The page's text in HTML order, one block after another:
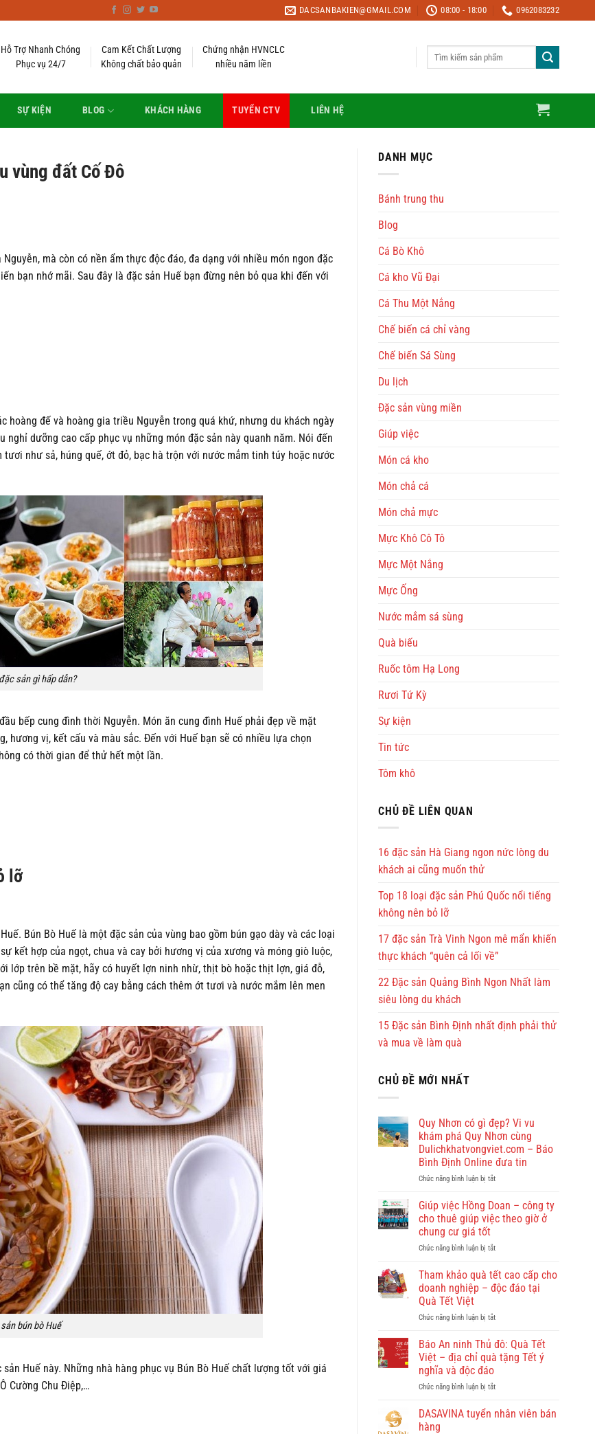
DACSANBAKIEN@GMAIL.COM 08:00 - 18:00 0962083232
Hỗ Trợ Nhanh Chóng
Phục vụ 24/7
Cam Kết Chất Lượng
Không chất bảo quản
Chứng nhận HVNCLC
nhiều năm liền
SỰ KIỆN BLOG KHÁCH HÀNG TUYỂN CTV LIÊN HỆ
vùng đất Cố Đô
mà còn có nền ẩm thực độc đáo, đa dạng với nhiều món ngon đặc
bạn nhớ mãi. Sau đây là đặc sản Huế bạn đừng nên bỏ qua khi đến với
hoàng đế và hoàng gia triều Nguyễn trong quá khứ, nhưng du khách ngày
dưỡng cao cấp phục vụ những món đặc sản này quanh năm. Nói đến
như sả, húng quế, ớt đỏ, bạc hà trộn với nước mắm tinh túy hoặc nước
sản gì hấp dẫn?
bếp cung đình thời Nguyễn. Món ăn cung đình Huế phải đẹp về mặt
vị, kết cấu và màu sắc. Đến với Huế bạn sẽ có nhiều lựa chọn
có thời gian để thử hết một lần.
lỡ
Bún Bò Huế là một đặc sản của vùng bao gồm bún gạo dày và các loại
kết hợp của ngọt, chua và cay bởi hương vị của xương và móng giò luộc,
lớp trên bề mặt, hãy có huyết lợn ninh nhừ, thịt bò hoặc thịt lợn, giá đỗ,
cũng có thể tăng độ cay bằng cách thêm ớt tươi và nước mắm lên men
bún bò Huế
Huế này. Những nhà hàng phục vụ Bún Bò Huế chất lượng tốt với giá
Cường Chu Điệp,…
DANH MỤC
Bánh trung thu
Blog
Cá Bò Khô
Cá kho Vũ Đại
Cá Thu Một Nắng
Chế biến cá chỉ vàng
Chế biến Sá Sùng
Du lịch
Đặc sản vùng miền
Giúp việc
Món cá kho
Món chả cá
Món chả mực
Mực Khô Cô Tô
Mực Một Nắng
Mực Ống
Nước mắm sá sùng
Quà biếu
Ruốc tôm Hạ Long
Rươi Tứ Kỳ
Sự kiện
Tin tức
Tôm khô
CHỦ ĐỀ LIÊN QUAN
16 đặc sản Hà Giang ngon nức lòng du
khách ai cũng muốn thử
Top 18 loại đặc sản Phú Quốc nổi tiếng
không nên bỏ lỡ
17 đặc sản Trà Vinh Ngon mê mẩn khiến
thực khách “quên cả lối về”
22 Đặc sản Quảng Bình Ngon Nhất làm
siêu lòng du khách
15 Đặc sản Bình Định nhất định phải thử
và mua về làm quà
CHỦ ĐỀ MỚI NHẤT
Quy Nhơn có gì đẹp? Vi vu
khám phá Quy Nhơn cùng
Dulichkhatvongviet.com – Báo
Bình Định Online đưa tin
Chức năng bình luận bị tắtở
Nhơn
gì
Vi
khám
phá
Quy
cùng
–
Báo
Bình
Online
tin
Giúp việc Hồng Doan – công ty
cho thuê giúp việc theo giờ ở
chung cư giá tốt
Chức năng bình luận bị tắtở
việc
Hồng
Doan
công
cho
thuê
giúp
theo
ở
Tham khảo quà tết cao cấp cho
doanh nghiệp – độc đáo tại
Quà Tết Việt
Chức năng bình luận bị tắtở
khảo
quà
tết
cấp
doanh
Báo An ninh Thủ đô: Quà Tết
Việt – địa chỉ quà tặng Tết ý
nghĩa và độc đáo
Chức năng bình luận bị tắtở
An
DASAVINA tuyển nhân viên bán
hàng